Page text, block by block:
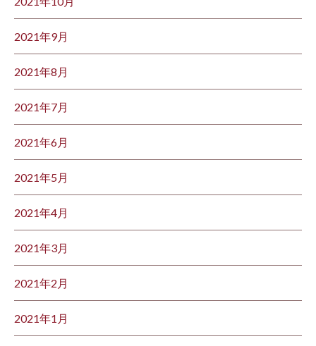
2021年9月
2021年8月
2021年7月
2021年6月
2021年5月
2021年4月
2021年3月
2021年2月
2021年1月